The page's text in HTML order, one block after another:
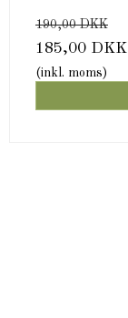
190,00 DKK
185,00 DKK
(inkl. moms)